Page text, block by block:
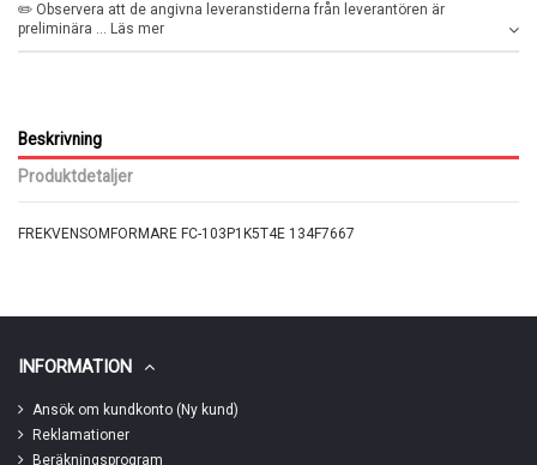
✏️ Observera att de angivna leveranstiderna från leverantören är
preliminära ... Läs mer
Beskrivning
Produktdetaljer
FREKVENSOMFORMARE FC-103P1K5T4E 134F7667
INFORMATION
Ansök om kundkonto (Ny kund)
Reklamationer
Beräkningsprogram